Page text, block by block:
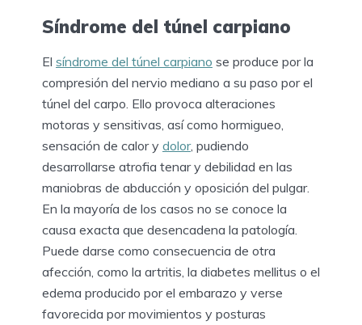
Síndrome del túnel carpiano
El síndrome del túnel carpiano se produce por la
compresión del nervio mediano a su paso por el
túnel del carpo. Ello provoca alteraciones
motoras y sensitivas, así como hormigueo,
sensación de calor y dolor, pudiendo
desarrollarse atrofia tenar y debilidad en las
maniobras de abducción y oposición del pulgar.
En la mayoría de los casos no se conoce la
causa exacta que desencadena la patología.
Puede darse como consecuencia de otra
afección, como la artritis, la diabetes mellitus o el
edema producido por el embarazo y verse
favorecida por movimientos y posturas